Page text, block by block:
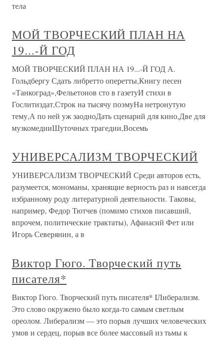
тела
МОЙ ТВОРЧЕСКИЙ ПЛАН НА
19...-Й ГОД
МОЙ ТВОРЧЕСКИЙ ПЛАН НА 19...-Й ГОД А.
Гольдбергу Сдать либретто оперетты,Книгу песен
«Танкоград»,Фельетонов сто в газетуИ стихи в
Гослитиздат,Строк на тысячу поэмуНа нетронутую
тему,А по ней уж заодноДать сценарий для кино,Две для
музкомедииШуточных трагедии,Восемь
УНИВЕРСАЛИЗМ ТВОРЧЕСКИЙ
УНИВЕРСАЛИЗМ ТВОРЧЕСКИЙ Среди авторов есть,
разумеется, мономаны, хранящие верность раз и навсегда
избранному роду литературной деятельности. Таковы,
например, Федор Тютчев (помимо стихов писавший,
впрочем, политические трактаты), Афанасий Фет или
Игорь Северянин, а в
Виктор Гюго. Творческий путь
писателя*
Виктор Гюго. Творческий путь писателя* IЛиберализм.
Это слово окружено было когда-то самым светлым
ореолом. Либерализм — это порыв лучших человеческих
умов и сердец, порыв все более массовый из тьмы к